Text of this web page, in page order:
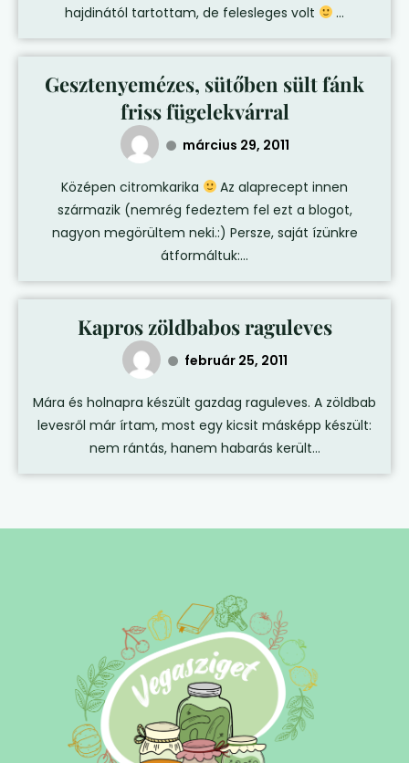
hajdinától tartottam, de felesleges volt
...
Gesztenyemézes, sütőben sült fánk
friss fügelekvárral
március 29, 2011
Középen citromkarika
Az alaprecept innen
származik (nemrég fedeztem fel ezt a blogot,
nagyon megörültem neki.:) Persze, saját ízünkre
átformáltuk:...
Kapros zöldbabos raguleves
február 25, 2011
Mára és holnapra készült gazdag raguleves. A zöldbab
levesről már írtam, most egy kicsit másképp készült:
nem rántás, hanem habarás került...